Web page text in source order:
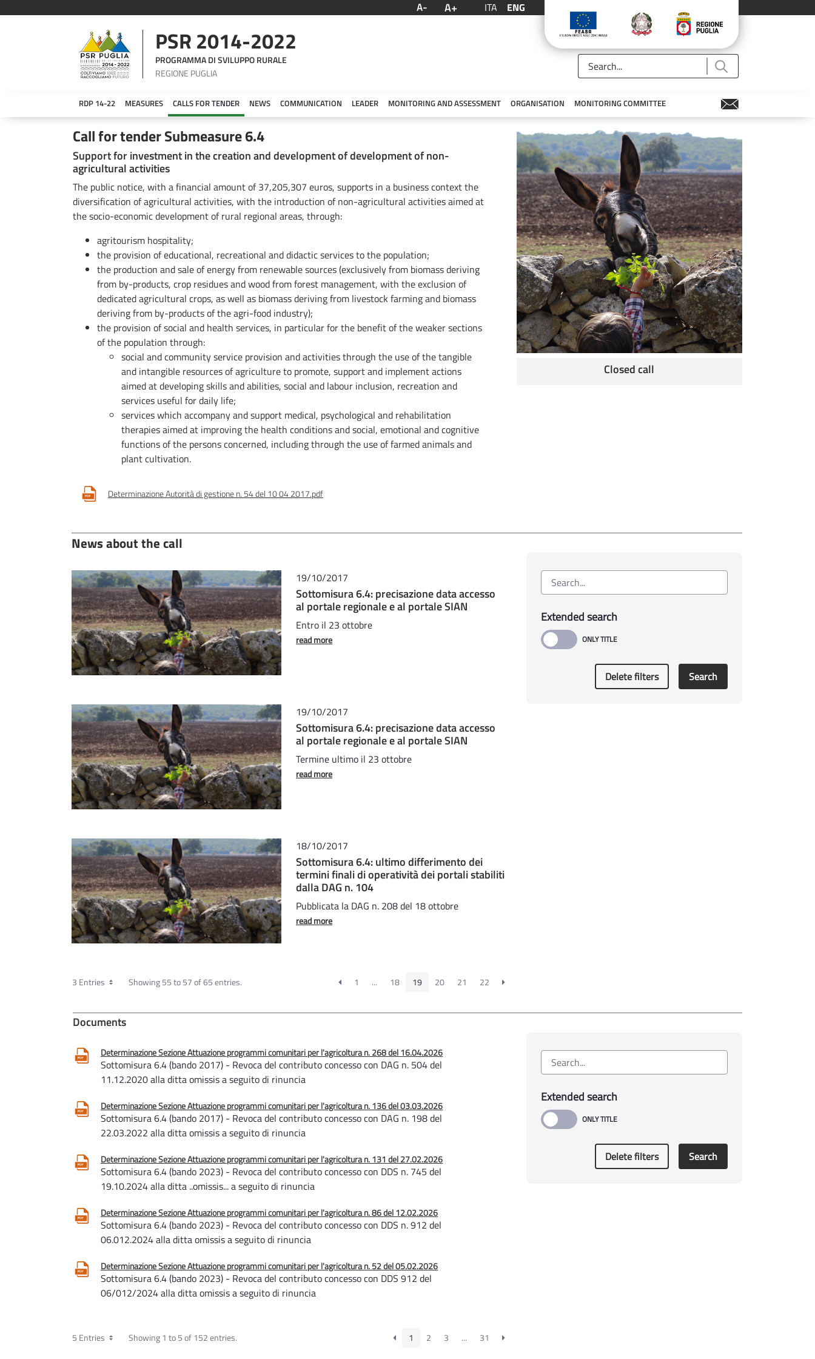
A- A+ ITA ENG
PSR 2014-2022
PROGRAMMA DI SVILUPPO RURALE
REGIONE PUGLIA
RDP 14-22 MEASURES CALLS FOR TENDER NEWS COMMUNICATION LEADER MONITORING AND ASSESSMENT ORGANISATION MONITORING COMMITTEE
Bando Sottomisura 6.4
Call for tender Submeasure 6.4
Support for investment in the creation and development of development of non-
agricultural activities
The public notice, with a financial amount of 37,205,307 euros, supports in a business context the
diversification of agricultural activities, with the introduction of non-agricultural activities aimed at
the socio-economic development of rural regional areas, through:
agritourism hospitality;
the provision of educational, recreational and didactic services to the population;
the production and sale of energy from renewable sources (exclusively from biomass deriving
from by-products, crop residues and wood from forest management, with the exclusion of
dedicated agricultural crops, as well as biomass deriving from livestock farming and biomass
deriving from by-products of the agri-food industry);
the provision of social and health services, in particular for the benefit of the weaker sections
of the population through:
social and community service provision and activities through the use of the tangible
and intangible resources of agriculture to promote, support and implement actions
aimed at developing skills and abilities, social and labour inclusion, recreation and
services useful for daily life;
services which accompany and support medical, psychological and rehabilitation
therapies aimed at improving the health conditions and social, emotional and cognitive
functions of the persons concerned, including through the use of farmed animals and
plant cultivation.
Determinazione Autorità di gestione n. 54 del 10 04 2017.pdf
Closed call
News about the call
19/10/2017
Sottomisura 6.4: precisazione data accesso
al portale regionale e al portale SIAN
Entro il 23 ottobre
read more
19/10/2017
Sottomisura 6.4: precisazione data accesso
al portale regionale e al portale SIAN
Termine ultimo il 23 ottobre
read more
18/10/2017
Sottomisura 6.4: ultimo differimento dei
termini finali di operatività dei portali stabiliti
dalla DAG n. 104
Pubblicata la DAG n. 208 del 18 ottobre
read more
3 Entries Showing 55 to 57 of 65 entries. 1 ... 18 19 20 21 22
Extended search
Delete filters Search
Documents
Determinazione Sezione Attuazione programmi comunitari per l'agricoltura n. 268 del 16.04.2026
Sottomisura 6.4 (bando 2017) - Revoca del contributo concesso con DAG n. 504 del
11.12.2020 alla ditta omissis a seguito di rinuncia
Determinazione Sezione Attuazione programmi comunitari per l'agricoltura n. 136 del 03.03.2026
Sottomisura 6.4 (bando 2017) - Revoca del contributo concesso con DAG n. 198 del
22.03.2022 alla ditta omissis a seguito di rinuncia
Determinazione Sezione Attuazione programmi comunitari per l'agricoltura n. 131 del 27.02.2026
Sottomisura 6.4 (bando 2023) - Revoca del contributo concesso con DDS n. 745 del
19.10.2024 alla ditta ..omissis... a seguito di rinuncia
Determinazione Sezione Attuazione programmi comunitari per l'agricoltura n. 86 del 12.02.2026
Sottomisura 6.4 (bando 2023) - Revoca del contributo concesso con DDS n. 912 del
06.012.2024 alla ditta omissis a seguito di rinuncia
Determinazione Sezione Attuazione programmi comunitari per l'agricoltura n. 52 del 05.02.2026
Sottomisura 6.4 (bando 2023) - Revoca del contributo concesso con DDS 912 del
06/012/2024 alla ditta omissis a seguito di rinuncia
5 Entries Showing 1 to 5 of 152 entries. 1 2 3 ... 31
Extended search
Delete filters Search